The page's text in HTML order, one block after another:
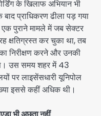
के खिलाफ अभियान भी
प्राधिकरण ढीला पड़ गया
एक पुराने मामले में जब सेक्टर
क्षतिग्रस्त कर चुका था, तब
निरीक्षण करने और उनकी
उस समय शहर में 43
पर लाइसेंसधारी यूनिपोल
इससे कहीं अधिक थी।